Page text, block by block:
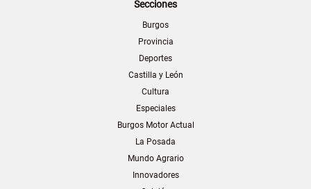
Secciones
Burgos
Provincia
Deportes
Castilla y León
Cultura
Especiales
Burgos Motor Actual
La Posada
Mundo Agrario
Innovadores